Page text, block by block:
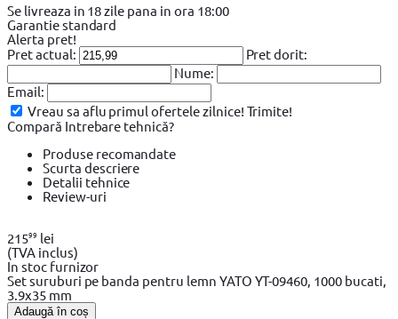
Se livreaza in 18 zile pana in ora 18:00
Garantie standard
Alerta pret!
Pret actual:
Pret dorit:
Nume:
Email:
Vreau sa aflu primul ofertele zilnice! Trimite!
Compară Intrebare tehnică?
Produse recomandate
Scurta descriere
Detalii tehnice
Review-uri
21599 lei
(TVA inclus)
In stoc furnizor
Set suruburi pe banda pentru lemn YATO YT-09460, 1000 bucati,
3.9x35 mm
Adaugă în coș